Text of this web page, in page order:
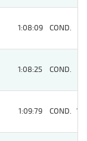
1:08:09 COND.
1:08:25 COND.
1:09:79 COND. 10